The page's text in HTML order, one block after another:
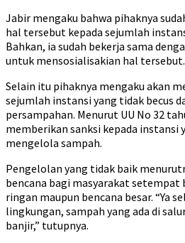
Jabir mengaku bahwa pihaknya
hal tersebut kepada sejumlah
Bahkan, ia sudah bekerja sama
untuk mensosialisakian hal tersebut.
Selain itu pihaknya mengaku akan
sejumlah instansi yang tidak becus
persampahan. Menurut UU No 32
memberikan sanksi kepada instansi
mengelola sampah.
Pengelolan yang tidak baik
bencana bagi masyarakat setempat
ringan maupun bencana besar. “Ya
lingkungan, sampah yang ada di
banjir,” tutupnya.